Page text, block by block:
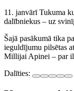
11. janvārī Tukuma
dalībniekus – uz
Šajā pasākumā tika
ieguldījumu pilsētas
Millijai Apinei – par
Dalīties: